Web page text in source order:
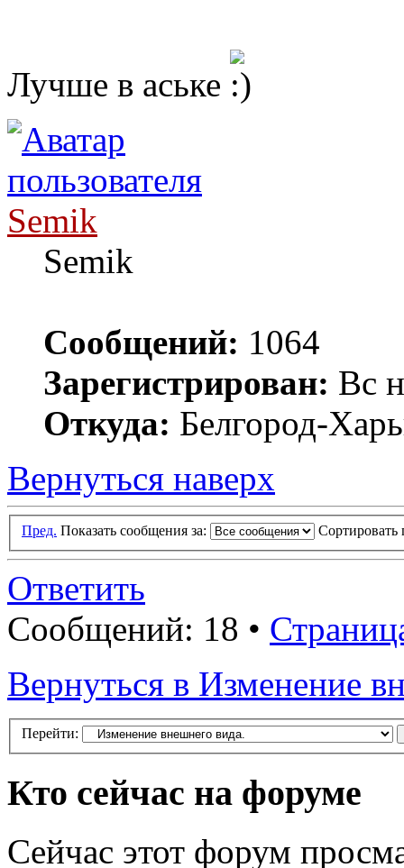
Лучше в аське
Semik
Semik
Сообщений: 1064
Зарегистрирован: Вс
Откуда: Белгород-
Вернуться наверх
Пред. Показать сообщения за: Сортировать
Ответить
Сообщений: 18 •
Вернуться в Изменение
Перейти:
Кто сейчас на форуме
Сейчас этот форум